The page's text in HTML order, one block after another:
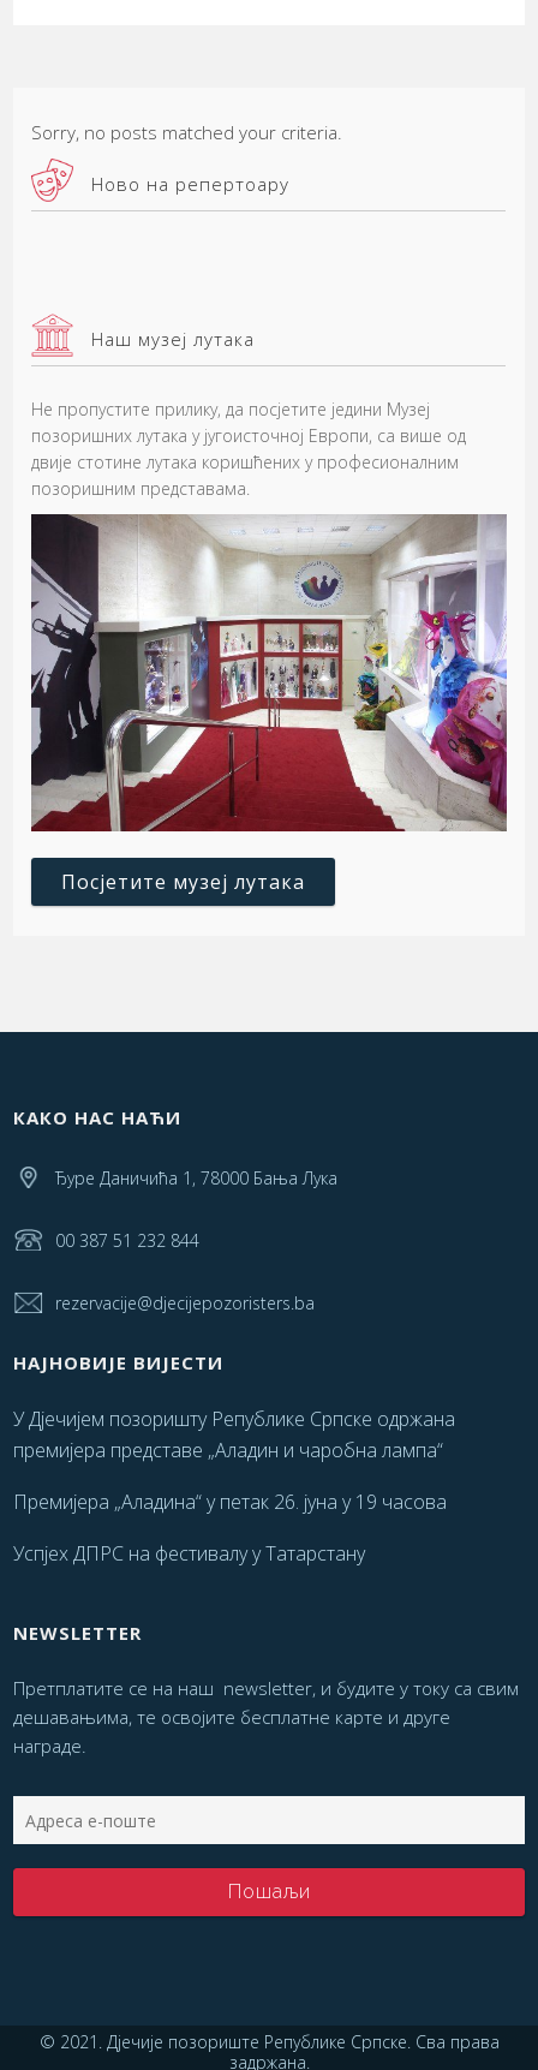
Sorry, no posts matched your criteria.
Ново на репертоару
Наш музеј лутака
Не пропустите прилику, да посјетите једини Музеј
позоришних лутака у југоисточној Европи, са више од
двије стотине лутака коришћених у професионалним
позоришним представама.
Посјетите музеј лутака
КАКО НАС НАЋИ
Ђуре Даничића 1, 78000 Бања Лука
00 387 51 232 844
rezervacije@djecijepozoristers.ba
НАЈНОВИЈЕ ВИЈЕСТИ
У Дјечијем позоришту Републике Српске одржана
премијера представе „Аладин и чаробна лампа“
Премијера „Аладина“ у петак 26. јуна у 19 часова
Успјех ДПРС на фестивалу у Татарстану
NEWSLETTER
Претплатите се на наш newsletter, и будите у току са свим
дешавањима, те освојите бесплатне карте и друге
награде.
© 2021. Дјечије позориште Републике Српске. Сва права
задржана.